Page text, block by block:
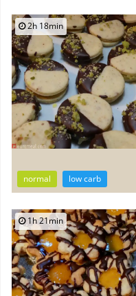
2h 18min
normal low carb
1h 21min